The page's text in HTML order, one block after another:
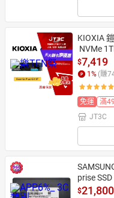
KIOXIA
NVMe
五年保)
$7,419
1 % (賺
免運
滿
JT3C
prise
點數回饋
$21,800